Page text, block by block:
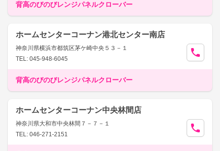
背高のびのびレンジパネルクローバー
ホームセンターコーナン港北センター南店
神奈川県横浜市都筑区茅ケ崎中央５３－１
TEL: 045-948-6045
背高のびのびレンジパネルクローバー
ホームセンターコーナン中央林間店
神奈川県大和市中央林間７－７－１
TEL: 046-271-2151